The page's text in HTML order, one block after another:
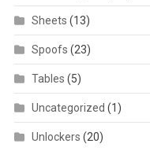
Sheets (13)
Spoofs (23)
Tables (5)
Uncategorized (1)
Unlockers (20)